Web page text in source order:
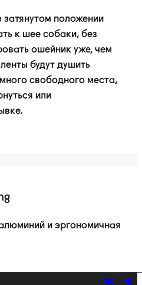
затянутом положении
к шее собаки, без
ошейник уже, чем
будут душить
свободного места,
или
и эргономичная